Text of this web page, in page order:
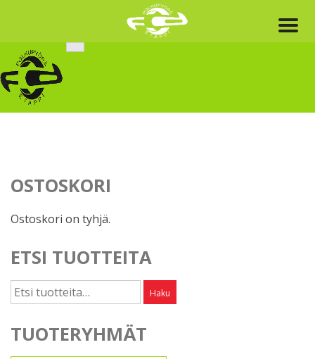
content
OSTOSKORI
Ostoskori on tyhjä.
ETSI TUOTTEITA
Etsi: Haku
TUOTERYHMÄT